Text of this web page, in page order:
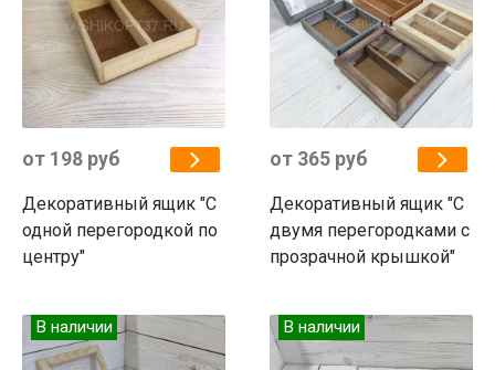
от 198 руб
Декоративный ящик "С
одной перегородкой по
центру"
от 365 руб
Декоративный ящик "С
двумя перегородками с
прозрачной крышкой"
В наличии В наличии